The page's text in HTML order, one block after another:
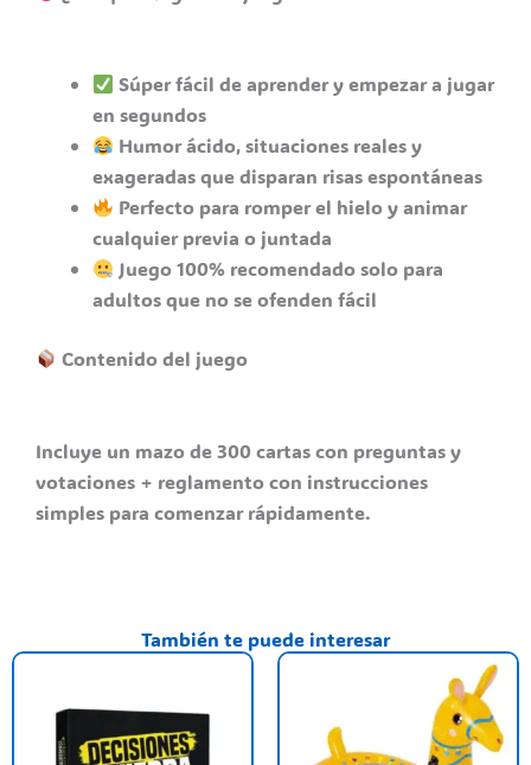
Súper fácil de aprender y empezar a jugar
en segundos
Humor ácido, situaciones reales y
exageradas que disparan risas espontáneas
Perfecto para romper el hielo y animar
cualquier previa o juntada
Juego 100% recomendado solo para
adultos que no se ofenden fácil
Contenido del juego
Incluye un mazo de 300 cartas con preguntas y
votaciones + reglamento con instrucciones
simples para comenzar rápidamente.
También te puede interesar